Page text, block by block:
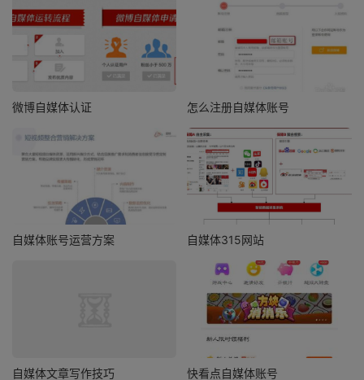
微博自媒体认证 怎么注册自媒体账号
自媒体账号运营方案 自媒体315网站
自媒体文章写作技巧 快看点自媒体账号